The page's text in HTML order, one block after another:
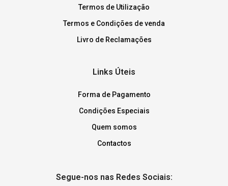
Termos de Utilização
Termos e Condições de venda
Livro de Reclamações
Links Úteis
Forma de Pagamento
Condições Especiais
Quem somos
Contactos
Segue-nos nas Redes Sociais: